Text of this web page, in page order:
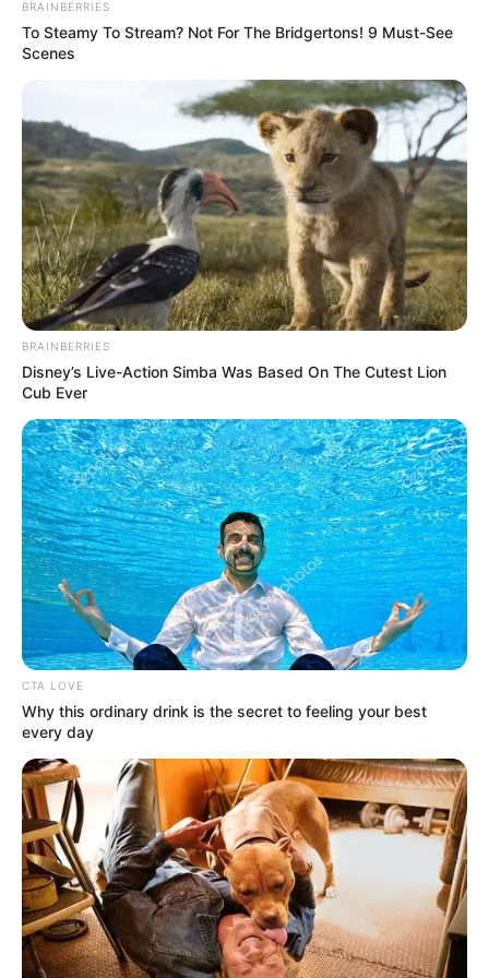
Виноградова повідомили фігурантові про підозру в
скоєнні ним згаданого злочину. Його судитимуть.
Стежте за новинами Закарпаття та України у
нашомуТелеграм каналі.
Навігація
записів
24-річний “підприємець”
спробував ввезти на
Закарпаття 9 смартфонів
без оподаткування
На Закарпаття завезли
рис з смертельно
небезпечним канцерогеном
BRAINBERRIES
To Steamy To Stream? Not For The Bridgertons! 9 Must-See
Scenes
BRAINBERRIES
Disney’s Live-Action Simba Was Based On The Cutest Lion
Cub Ever
CTA LOVE
Why this ordinary drink is the secret to feeling your best
every day